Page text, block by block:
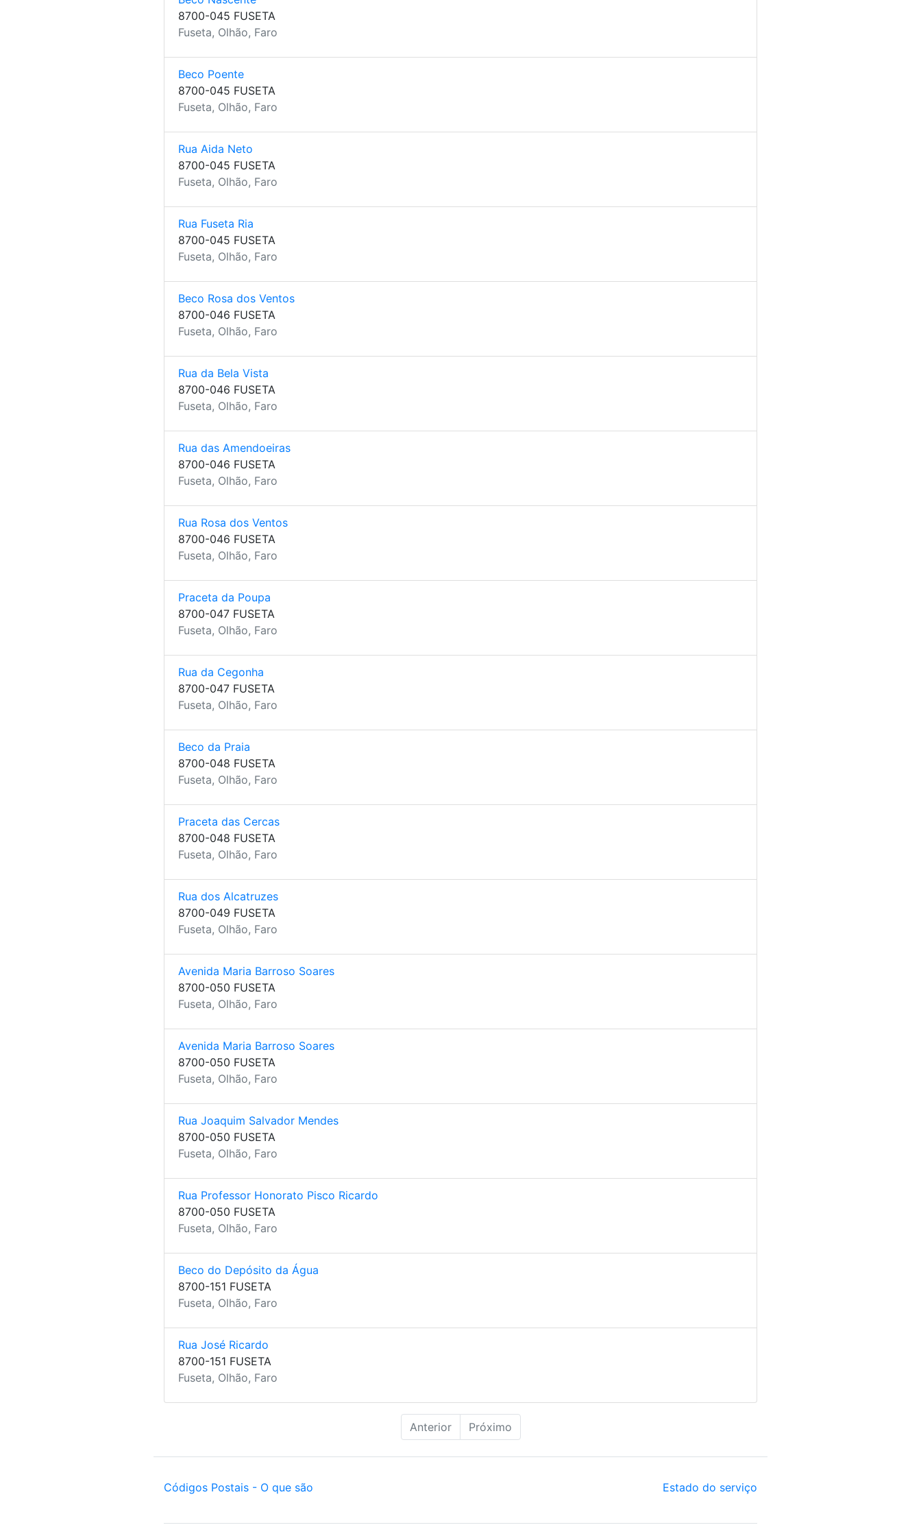
8700-045 FUSETA
Fuseta, Olhão, Faro
Beco Poente
8700-045 FUSETA
Fuseta, Olhão, Faro
Rua Aida Neto
8700-045 FUSETA
Fuseta, Olhão, Faro
Rua Fuseta Ria
8700-045 FUSETA
Fuseta, Olhão, Faro
Beco Rosa dos Ventos
8700-046 FUSETA
Fuseta, Olhão, Faro
Rua da Bela Vista
8700-046 FUSETA
Fuseta, Olhão, Faro
Rua das Amendoeiras
8700-046 FUSETA
Fuseta, Olhão, Faro
Rua Rosa dos Ventos
8700-046 FUSETA
Fuseta, Olhão, Faro
Praceta da Poupa
8700-047 FUSETA
Fuseta, Olhão, Faro
Rua da Cegonha
8700-047 FUSETA
Fuseta, Olhão, Faro
Beco da Praia
8700-048 FUSETA
Fuseta, Olhão, Faro
Praceta das Cercas
8700-048 FUSETA
Fuseta, Olhão, Faro
Rua dos Alcatruzes
8700-049 FUSETA
Fuseta, Olhão, Faro
Avenida Maria Barroso Soares
8700-050 FUSETA
Fuseta, Olhão, Faro
Avenida Maria Barroso Soares
8700-050 FUSETA
Fuseta, Olhão, Faro
Rua Joaquim Salvador Mendes
8700-050 FUSETA
Fuseta, Olhão, Faro
Rua Professor Honorato Pisco Ricardo
8700-050 FUSETA
Fuseta, Olhão, Faro
Beco do Depósito da Água
8700-151 FUSETA
Fuseta, Olhão, Faro
Rua José Ricardo
8700-151 FUSETA
Fuseta, Olhão, Faro
Anterior Próximo
Códigos Postais - O que são Estado do serviço